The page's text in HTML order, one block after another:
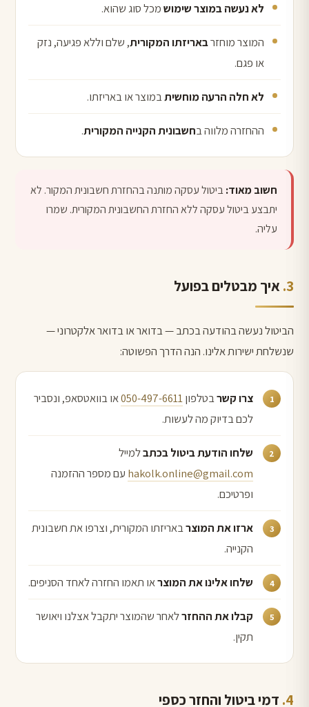
לא נעשה במוצר שימושמכל סוג שהוא.
המוצר מוחזרבאריזתו המקורית, שלם וללא פגיעה, נזק
או פגם.
לא חלה הרעה מוחשיתבמוצר או באריזתו.
ההחזרה מלווה בחשבונית הקנייה המקורית.
חשוב מאוד:ביטול עסקה מותנה בהחזרת חשבונית המקור. לא
יתבצע ביטול עסקה ללא החזרת החשבונית המקורית. שמרו
עליה.
איך מבטלים בפועל
הביטול נעשה בהודעה בכתב — בדואר או בדואר אלקטרוני —
שנשלחת ישירות אלינו. הנה הדרך הפשוטה:
צרו קשרבטלפון050-497-6611או בוואטסאפ, ונסביר
לכם בדיוק מה לעשות.
שלחו הודעת ביטול בכתבלמייל
hakolk.online@gmail.com עם מספר ההזמנה
ופרטיכם.
ארזו את המוצרבאריזתו המקורית, וצרפו את חשבונית
הקנייה.
שלחו אלינו את המוצראו תאמו החזרה לאחד הסניפים.
קבלו את ההחזרלאחר שהמוצר יתקבל אצלנו ויאושר
תקין.
דמי ביטול והחזר כספי